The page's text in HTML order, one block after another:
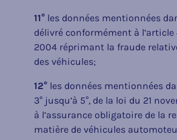
11° les données mentionnées
délivré conformément à l’article
2004 réprimant la fraude
des véhicules;
12° les données mentionnées
3° jusqu’à 5°, de la loi du 21
à l’assurance obligatoire de la
matière de véhicules